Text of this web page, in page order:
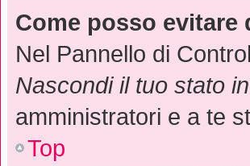
Come posso
Nel Pannello di
Nascondi il tuo stato
amministratori e a te
Top